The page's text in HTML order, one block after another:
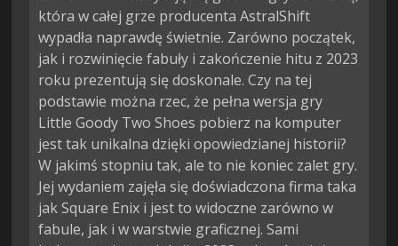
która w całej grze producenta AstralShift
wypadła naprawdę świetnie. Zarówno początek,
jak i rozwinięcie fabuły i zakończenie hitu z 2023
roku prezentują się doskonale. Czy na tej
podstawie można rzec, że pełna wersja gry
Little Goody Two Shoes pobierz na komputer
jest tak unikalna dzięki opowiedzianej historii?
W jakimś stopniu tak, ale to nie koniec zalet gry.
Jej wydaniem zajęła się doświadczona firma taka
jak Square Enix i jest to widoczne zarówno w
fabule, jak i w warstwie graficznej. Sami